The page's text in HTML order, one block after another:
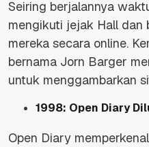
Seiring berjalannya
mengikuti jejak Hall dan
mereka secara online.
bernama Jorn Barger
untuk menggambarkan
1998: Open Diary
Open Diary